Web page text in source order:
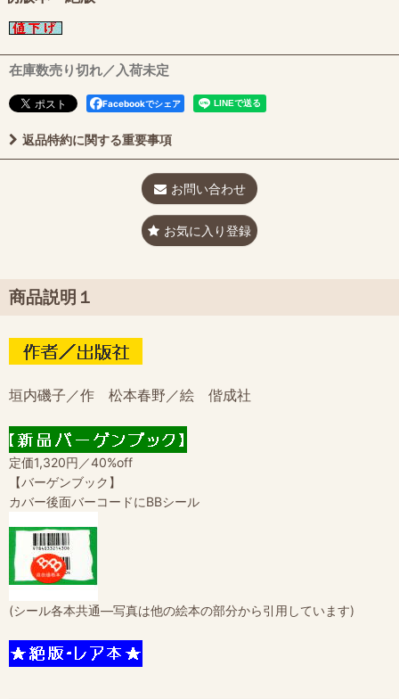
在庫数売り切れ／入荷未定
Facebookでシェア
返品特約に関する重要事項
お問い合わせ
お気に入り登録
商品説明１
垣内磯子／作 松本春野／絵 偕成社
定価1,320円／40%off
【バーゲンブック】
カバー後面バーコードにBBシール
(シール各本共通―写真は他の絵本の部分から引用しています)